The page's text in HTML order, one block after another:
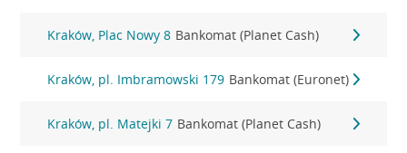
Kraków, Plac Nowy 8 Bankomat (Planet Cash)
Kraków, pl. Imbramowski 179 Bankomat (Euronet)
Kraków, pl. Matejki 7 Bankomat (Planet Cash)